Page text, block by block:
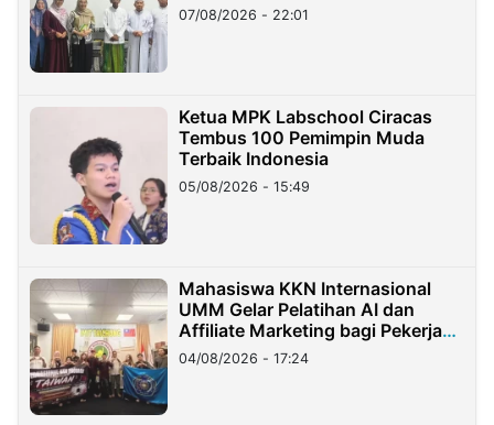
07/08/2026 - 22:01
Ketua MPK Labschool Ciracas
Tembus 100 Pemimpin Muda
Terbaik Indonesia
05/08/2026 - 15:49
Mahasiswa KKN Internasional
UMM Gelar Pelatihan AI dan
Affiliate Marketing bagi Pekerja
Migran Indonesia di Taiwan
04/08/2026 - 17:24